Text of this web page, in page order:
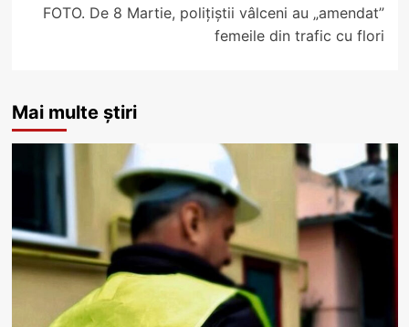
FOTO. De 8 Martie, polițiștii vâlceni au „amendat”
femeile din trafic cu flori
Mai multe știri